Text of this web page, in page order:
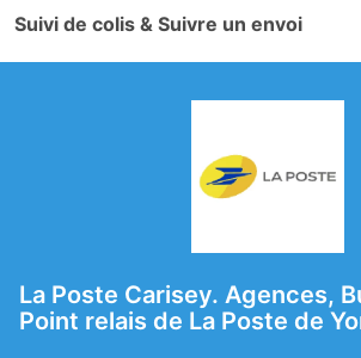
Suivi de colis & Suivre un envoi
La Poste Carisey. Agences,
Point relais de La Poste de